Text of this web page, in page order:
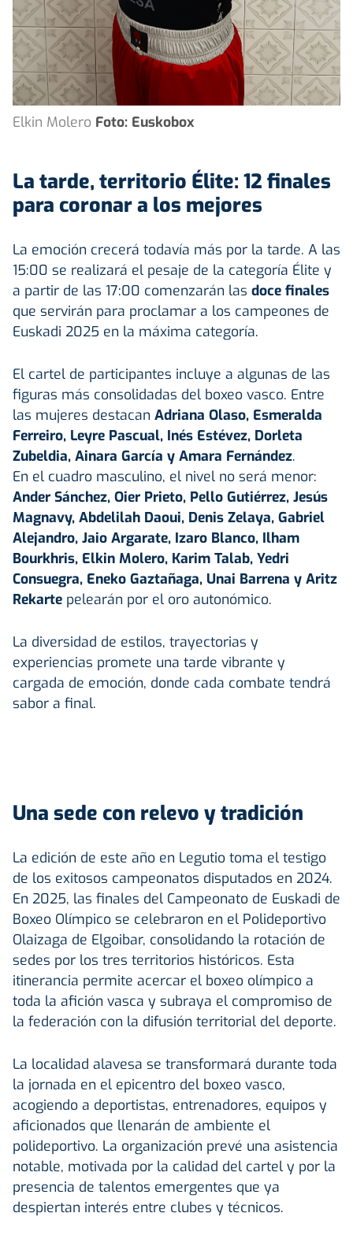
Elkin Molero Foto: Euskobox
La tarde, territorio Élite: 12 finales
para coronar a los mejores
La emoción crecerá todavía más por la tarde. A las
15:00 se realizará el pesaje de la categoría Élite y
a partir de las 17:00 comenzarán las doce finales
que servirán para proclamar a los campeones de
Euskadi 2025 en la máxima categoría.
El cartel de participantes incluye a algunas de las
figuras más consolidadas del boxeo vasco. Entre
las mujeres destacan Adriana Olaso, Esmeralda
Ferreiro, Leyre Pascual, Inés Estévez, Dorleta
Zubeldia, Ainara García y Amara Fernández.
En el cuadro masculino, el nivel no será menor:
Ander Sánchez, Oier Prieto, Pello Gutiérrez, Jesús
Magnavy, Abdelilah Daoui, Denis Zelaya, Gabriel
Alejandro, Jaio Argarate, Izaro Blanco, Ilham
Bourkhris, Elkin Molero, Karim Talab, Yedri
Consuegra, Eneko Gaztañaga, Unai Barrena y Aritz
Rekarte pelearán por el oro autonómico.
La diversidad de estilos, trayectorias y
experiencias promete una tarde vibrante y
cargada de emoción, donde cada combate tendrá
sabor a final.
Una sede con relevo y tradición
La edición de este año en Legutio toma el testigo
de los exitosos campeonatos disputados en 2024.
En 2025, las finales del Campeonato de Euskadi de
Boxeo Olímpico se celebraron en el Polideportivo
Olaizaga de Elgoibar, consolidando la rotación de
sedes por los tres territorios históricos. Esta
itinerancia permite acercar el boxeo olímpico a
toda la afición vasca y subraya el compromiso de
la federación con la difusión territorial del deporte.
La localidad alavesa se transformará durante toda
la jornada en el epicentro del boxeo vasco,
acogiendo a deportistas, entrenadores, equipos y
aficionados que llenarán de ambiente el
polideportivo. La organización prevé una asistencia
notable, motivada por la calidad del cartel y por la
presencia de talentos emergentes que ya
despiertan interés entre clubes y técnicos.